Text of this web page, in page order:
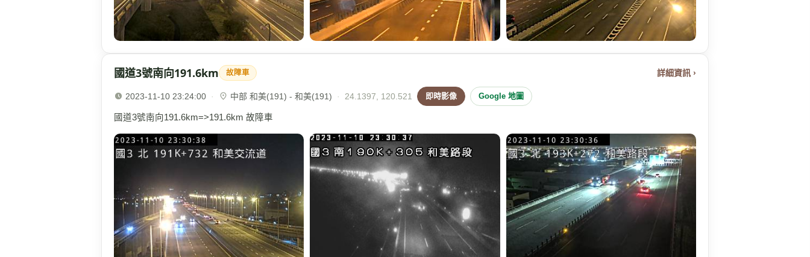
國道3號南向191.6km 故障車 詳細資訊 ›
2023-11-10 23:24:00 · 中部 和美(191) - 和美(191) · 24.1397, 120.521 即時影像 Google 地圖
國道3號南向191.6km=>191.6km 故障車